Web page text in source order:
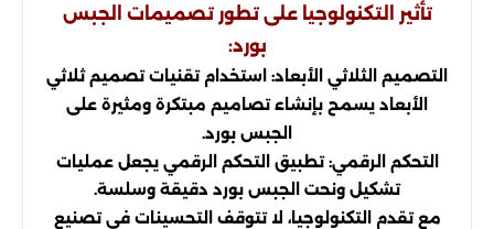
تأثير التكنولوجيا على تطور تصميمات الجبس
بورد:
التصميم الثلاثي الأبعاد: استخدام تقنيات تصميم ثلاثي
الأبعاد يسمح بإنشاء تصاميم مبتكرة ومثيرة على
الجبس بورد.
التحكم الرقمي: تطبيق التحكم الرقمي يجعل عمليات
تشكيل ونحت الجبس بورد دقيقة وسلسة.
مع تقدم التكنولوجيا، لا تتوقف التحسينات في تصنيع